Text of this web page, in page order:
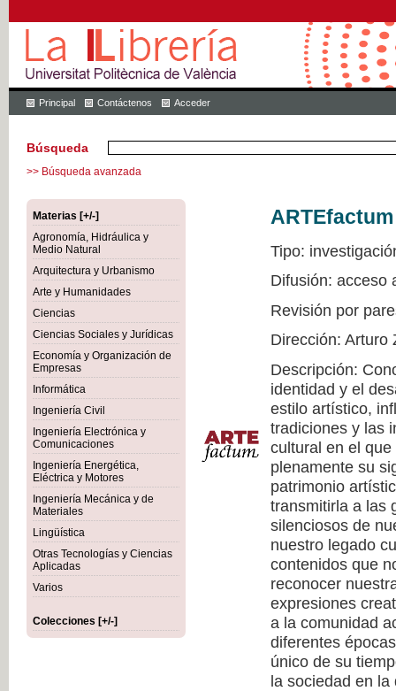
Principal Contáctenos Acceder
Búsqueda
>> Búsqueda avanzada
Materias [+/-]
Agronomía, Hidráulica y
Medio Natural
Arquitectura y Urbanismo
Arte y Humanidades
Ciencias
Ciencias Sociales y Jurídicas
Economía y Organización de
Empresas
Informática
Ingeniería Civil
Ingeniería Electrónica y
Comunicaciones
Ingeniería Energética,
Eléctrica y Motores
Ingeniería Mecánica y de
Materiales
Lingüística
Otras Tecnologías y Ciencias
Aplicadas
Varios
Colecciones [+/-]
ARTEfactum
Tipo:
Difusión: acceso
Revisión por
Dirección: Arturo
Descripción:
identidad y el
estilo artístico,
tradiciones y las
cultural en el
plenamente su
patrimonio
transmitirla a las
silenciosos de
nuestro legado
contenidos que
reconocer
expresiones
a la comunidad
diferentes
único de su
la sociedad en la